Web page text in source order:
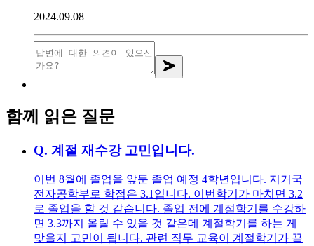
2024.09.08
함께 읽은 질문
Q. 계절 재수강 고민입니다.
이번 8월에 졸업을 앞둔 졸업 예정 4학년입니다. 지거국
전자공학부로 학점은 3.1입니다. 이번학기가 마치면 3.2
로 졸업을 할 것 같습니다. 졸업 전에 계절학기를 수강하
면 3.3까지 올릴 수 있을 것 같은데 계절학기를 하는 게
맞을지 고민이 됩니다. 관련 직무 교육이 계절학기가 끝